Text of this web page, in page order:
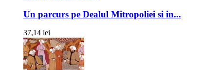
Un parcurs pe Dealul Mitropoliei si in...
37,14 lei